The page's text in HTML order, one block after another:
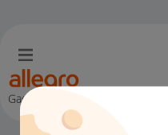
Gadane